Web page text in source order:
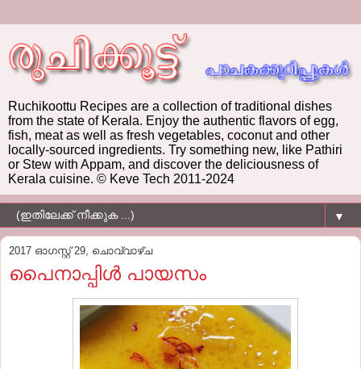
Ruchikoottu Recipes are a collection of traditional dishes
from the state of Kerala. Enjoy the authentic flavors of egg,
fish, meat as well as fresh vegetables, coconut and other
locally-sourced ingredients. Try something new, like Pathiri
or Stew with Appam, and discover the deliciousness of
Kerala cuisine. © Keve Tech 2011-2024
▼
2017 ഓഗസ്റ്റ് 29, ചൊവ്വാഴ്ച
പൈനാപ്പിള്‍ പായസം